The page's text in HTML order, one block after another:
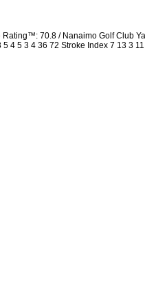
Rating™: 70.8 / Nanaimo Golf Club
4 5 3 4 36 72 Stroke Index 7 13 3